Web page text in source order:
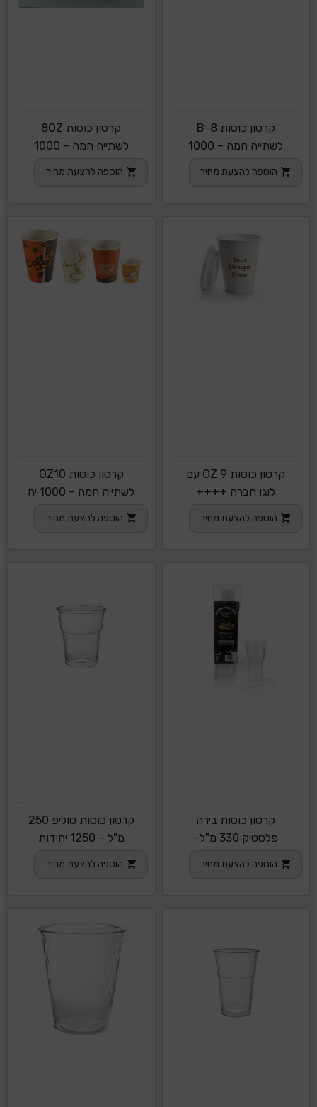
קרטון כוסות 8-B
לשתייה חמה – 1000
הוספה להצעת מחיר
קרטון כוסות 8OZ
לשתייה חמה – 1000
הוספה להצעת מחיר
קרטון כוסות 9 OZ עם
לוגו חברה ++++
הוספה להצעת מחיר
קרטון כוסות OZ10
לשתייה חמה – 1000 יח
הוספה להצעת מחיר
קרטון כוסות בירה
פלסטיק 330 מ"ל-
הוספה להצעת מחיר
קרטון כוסות טוליפ 250
מ"ל – 1250 יחידות
הוספה להצעת מחיר